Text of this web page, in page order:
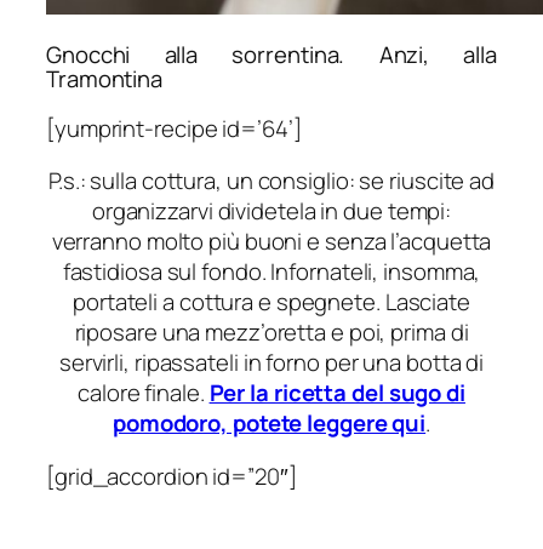
Gnocchi alla sorrentina. Anzi, alla
Tramontina
[yumprint-recipe id=’64’]
P.s.: sulla cottura, un consiglio: se riuscite ad
organizzarvi dividetela in due tempi:
verranno molto più buoni e senza l’acquetta
fastidiosa sul fondo. Infornateli, insomma,
portateli a cottura e spegnete. Lasciate
riposare una mezz’oretta e poi, prima di
servirli, ripassateli in forno per una botta di
calore finale. Per la ricetta del sugo di
pomodoro, potete leggere qui.
[grid_accordion id=”20″]